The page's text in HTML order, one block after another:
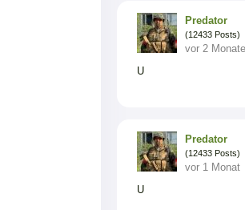
Predator
(12433 Posts)
vor 2
U
Predator
(12433 Posts)
vor 1 Monat
U